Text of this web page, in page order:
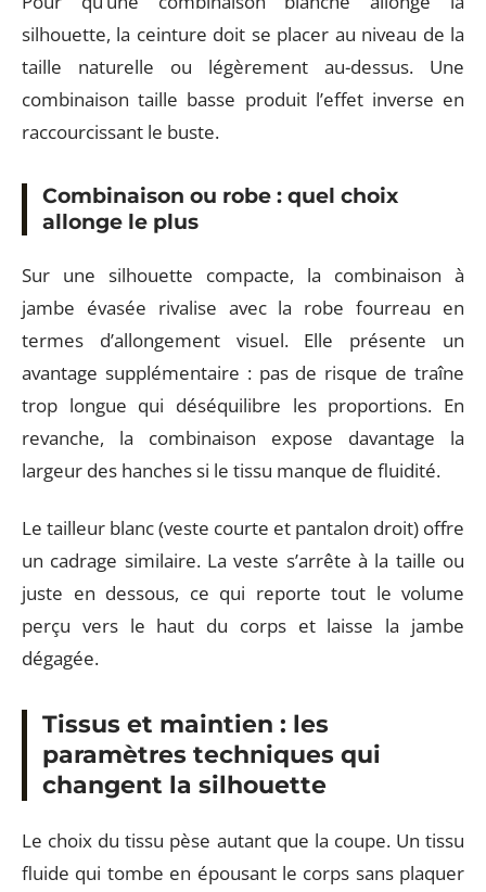
silhouette, la ceinture doit se placer au niveau de la
taille naturelle ou légèrement au-dessus. Une
combinaison taille basse produit l’effet inverse en
raccourcissant le buste.
Combinaison ou robe : quel choix
allonge le plus
Sur une silhouette compacte, la combinaison à
jambe évasée rivalise avec la robe fourreau en
termes d’allongement visuel. Elle présente un
avantage supplémentaire : pas de risque de traîne
trop longue qui déséquilibre les proportions. En
revanche, la combinaison expose davantage la
largeur des hanches si le tissu manque de fluidité.
Le tailleur blanc (veste courte et pantalon droit) offre
un cadrage similaire. La veste s’arrête à la taille ou
juste en dessous, ce qui reporte tout le volume
perçu vers le haut du corps et laisse la jambe
dégagée.
Tissus et maintien : les
paramètres techniques qui
changent la silhouette
Le choix du tissu pèse autant que la coupe. Un tissu
fluide qui tombe en épousant le corps sans plaquer